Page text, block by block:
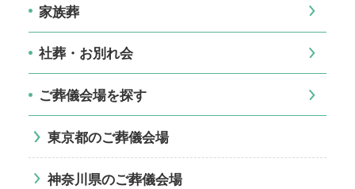
家族葬
社葬・お別れ会
ご葬儀会場を探す
東京都のご葬儀会場
神奈川県のご葬儀会場